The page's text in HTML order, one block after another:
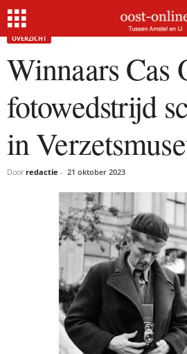
Home Winnaars Cas Oorthuys-
OVERZICHT
Winnaars Cas
fotowedstrijd
in
Door redactie - 21 oktober 2023